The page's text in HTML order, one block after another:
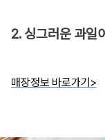
2. 싱그러운 과일
매장정보 바로가기>